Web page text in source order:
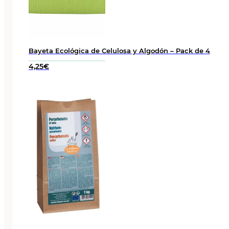
Bayeta Ecológica de Celulosa y Algodón – Pack de 4
4,25€